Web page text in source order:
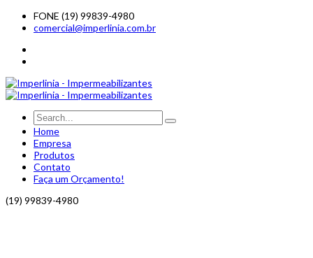
FONE (19) 99839-4980
comercial@imperlinia.com.br
Home
Empresa
Produtos
Contato
Faça um Orçamento!
(19) 99839-4980